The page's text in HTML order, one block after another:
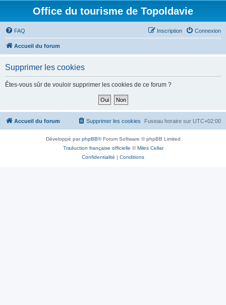
Office du tourisme de Topoldavie
FAQ Connexion
Inscription
Accueil du forum
Supprimer les cookies
Êtes-vous sûr de vouloir supprimer les cookies de ce forum ?
Accueil du forum Fuseau horaire sur UTC+02:00
Supprimer les cookies
Développé parphpBB® Forum Software © phpBB Limited
Traduction française officielle ©Miles Cellar
Confidentialité | Conditions